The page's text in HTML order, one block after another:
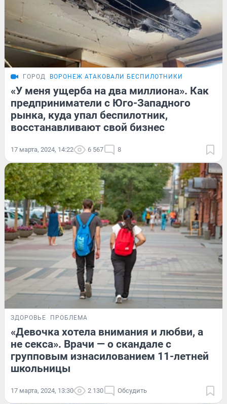
ГОРОД ВОРОНЕЖ АТАКОВАЛИ БЕСПИЛОТНИКИ
«У меня ущерба на два миллиона». Как
предприниматели с Юго-Западного
рынка, куда упал беспилотник,
восстанавливают свой бизнес
17 марта, 2024, 14:22 6 567 8
ЗДОРОВЬЕ ПРОБЛЕМА
«Девочка хотела внимания и любви, а
не секса». Врачи — о скандале с
групповым изнасилованием 11-летней
школьницы
17 марта, 2024, 13:30 2 130 Обсудить